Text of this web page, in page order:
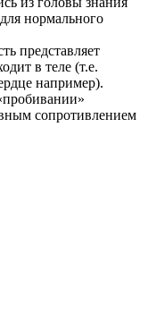
нормального
представляет
в теле (т.е.
например).
сопротивлением